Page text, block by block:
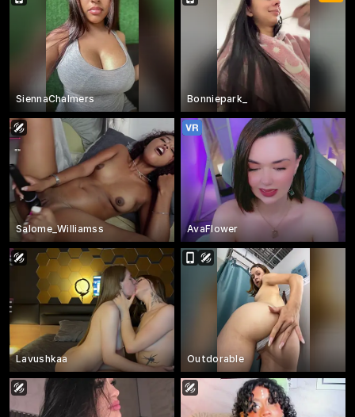
SiennaChalmers Bonniepark_
Salome_Williamss AvaFlower
Lavushkaa Outdorable